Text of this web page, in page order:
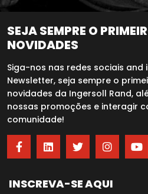
SEJA SEMPRE O
NOVIDADES
Siga-nos nas redes sociais
Newsletter, seja sempre o
novidades da Ingersoll Rand,
nossas promoções e interagir
comunidade!
INSCREVA-SE AQUI